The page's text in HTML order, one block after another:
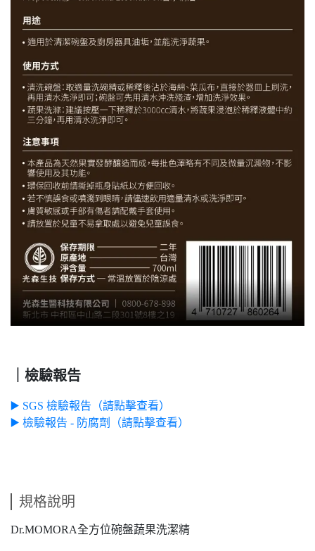
｜檢驗報告
▶️ SGS 檢驗報告（請點擊查看）
▶️ 檢驗報告 - 防腐劑（請點擊查看）
規格說明
Dr.MOMORA全方位碗盤蔬果洗潔精